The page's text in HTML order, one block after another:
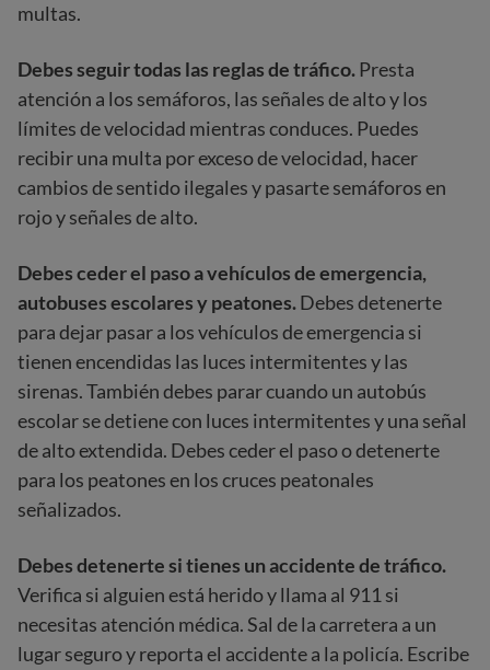
multas.
Debes seguir todas las reglas de tráfico.Presta
atención a los semáforos, las señales de alto y los
límites de velocidad mientras conduces. Puedes
recibir una multa por exceso de velocidad, hacer
cambios de sentido ilegales y pasarte semáforos en
rojo y señales de alto.
Debes ceder el paso a vehículos de emergencia,
autobuses escolares y peatones.Debes detenerte
para dejar pasar a los vehículos de emergencia si
tienen encendidas las luces intermitentes y las
sirenas. También debes parar cuando un autobús
escolar se detiene con luces intermitentes y una señal
de alto extendida. Debes ceder el paso o detenerte
para los peatones en los cruces peatonales
señalizados.
Debes detenerte si tienes un accidente de tráfico.
Verifica si alguien está herido y llama al 911 si
necesitas atención médica. Sal de la carretera a un
lugar seguro y reporta el accidente a la policía. Escribe